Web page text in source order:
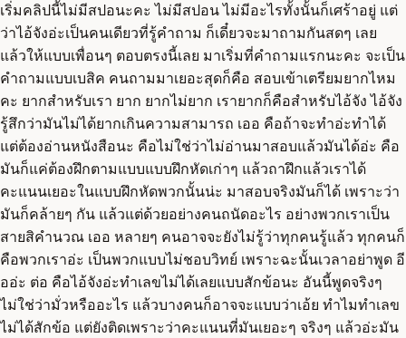
เริ่มคลิปนี้ไม่มีสปอนะคะ ไม่มีสปอน ไม่มีอะไรทั้งนั้นก็เศร้าอยู่ แต่
ว่าไอ้จังอ่ะเป็นคนเดียวที่รู้คำถาม ก็เดี๋ยวจะมาถามกันสดๆ เลย
แล้วให้แบบเพื่อนๆ ตอบตรงนี้เลย มาเริ่มที่คำถามแรกนะคะ จะเป็น
คำถามแบบเบสิค คนถามมาเยอะสุดก็คือ สอบเข้าเตรียมยากไหม
คะ ยากสำหรับเรา ยาก ยากไม่ยาก เรายากก็คือสำหรับไอ้จัง ไอ้จัง
รู้สึกว่ามันไม่ได้ยากเกินความสามารถ เออ คือถ้าจะทำอ่ะทำได้
แต่ต้องอ่านหนังสือนะ คือไม่ใช่ว่าไม่อ่านมาสอบแล้วมันได้อ่ะ คือ
มันก็แค่ต้องฝึกตามแบบแบบฝึกหัดเก่าๆ แล้วถาฝึกแล้วเราได้
คะแนนเยอะในแบบฝึกหัดพวกนั้นน่ะ มาสอบจริงมันก็ได้ เพราะว่า
มันก็คล้ายๆ กัน แล้วแต่ด้วยอย่างคนถนัดอะไร อย่างพวกเราเป็น
สายสิคำนวณ เออ หลายๆ คนอาจจะยังไม่รู้ว่าทุกคนรู้แล้ว ทุกคนก็
คือพวกเราอ่ะ เป็นพวกแบบไม่ชอบวิทย์ เพราะฉะนั้นเวลาอย่าพูด อี
ออ่ะ ต่อ คือไอ้จังอ่ะทำเลขไม่ได้เลยแบบสักข้อนะ อันนี้พูดจริงๆ
ไม่ใช่ว่ามั่วหรืออะไร แล้วบางคนก็อาจจะแบบว่าเอ้ย ทำไมทำเลข
ไม่ได้สักข้อ แต่ยังติดเพราะว่าคะแนนที่มันเยอะๆ จริงๆ แล้วอ่ะมัน